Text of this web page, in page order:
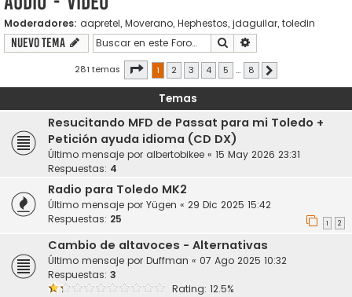
Moderadores: aapretel, Moverano, Hephestos, jdaguilar, toledin
Nuevo Tema Buscar
281 temas Página de
1 2 3 4 5 … 8
Temas
Resucitando MFD de Passat para mi Toledo +
Petición ayuda idioma (CD DX)
Último mensaje por albertobikee « 15 May 2026 23:31
Respuestas: 4
Radio para Toledo MK2
Último mensaje por Yügen « 29 Dic 2025 15:42
Respuestas: 25 1 2
Cambio de altavoces - Alternativas
Último mensaje por Duffman « 07 Ago 2025 10:32
Respuestas: 3
Rating: 12.5%